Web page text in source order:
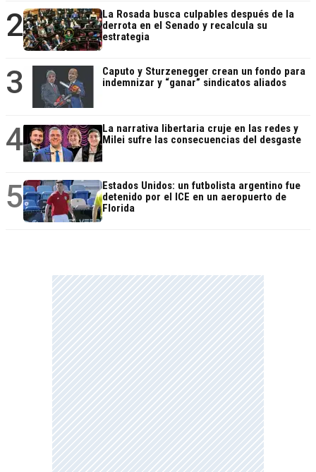
2
La Rosada busca culpables después de la
derrota en el Senado y recalcula su
estrategia
3
Caputo y Sturzenegger crean un fondo para
indemnizar y “ganar” sindicatos aliados
4
La narrativa libertaria cruje en las redes y
Milei sufre las consecuencias del desgaste
5
Estados Unidos: un futbolista argentino fue
detenido por el ICE en un aeropuerto de
Florida